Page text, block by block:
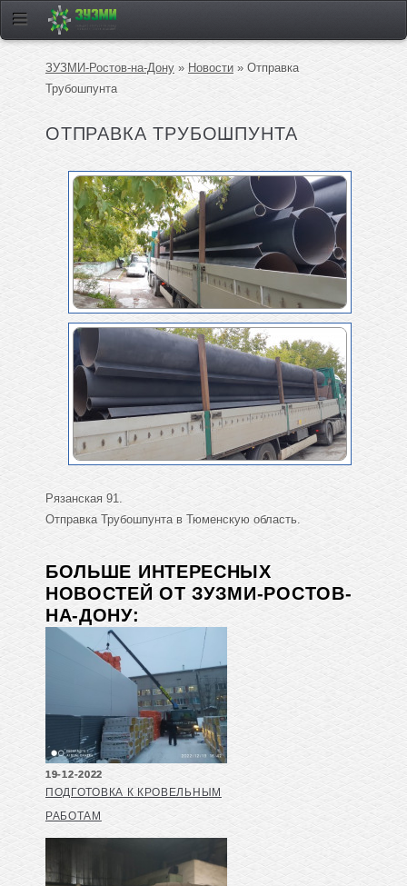
ЗУЗМИ-Ростов-на-Дону » Новости » Отправка
Трубошпунта
ОТПРАВКА ТРУБОШПУНТА
Рязанская 91.
Отправка Трубошпунта в Тюменскую область.
БОЛЬШЕ ИНТЕРЕСНЫХ
НОВОСТЕЙ ОТ ЗУЗМИ-РОСТОВ-
НА-ДОНУ:
19-12-2022
ПОДГОТОВКА К КРОВЕЛЬНЫМ
РАБОТАМ